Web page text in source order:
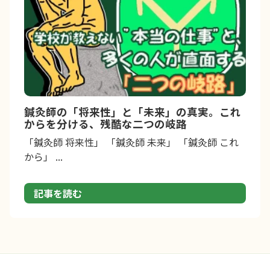
鍼灸師の「将来性」と「未来」の真実。これ
からを分ける、残酷な二つの岐路
「鍼灸師 将来性」 「鍼灸師 未来」 「鍼灸師 これ
から」 ...
記事を読む